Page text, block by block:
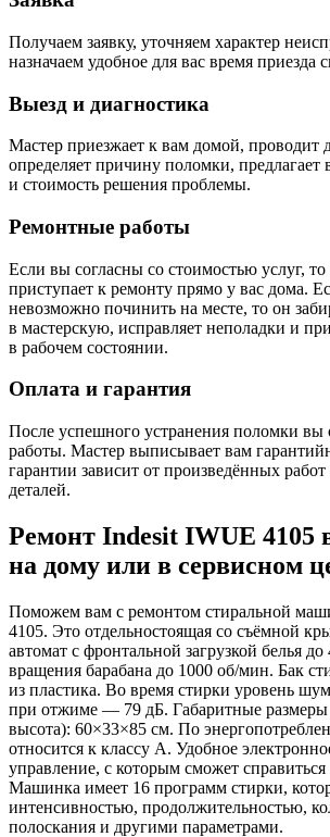
Получаем заявку, уточняем характер
назначаем удобное для вас время приезда
Выезд и диагностика
Мастер приезжает к вам домой, проводит
определяет причину поломки, предлагает
и стоимость решения проблемы.
Ремонтные работы
Если вы согласны со стоимостью услуг, то
приступает к ремонту прямо у вас дома.
невозможно починить на месте, то он
в мастерскую, исправляет неполадки и
в рабочем состоянии.
Оплата и гарантия
После успешного устранения поломки вы
работы. Мастер выписывает вам
гарантии зависит от произведённых
деталей.
Ремонт Indesit IWUE 4105
на дому или в сервисном
Поможем вам с ремонтом стиральной
4105. Это отдельностоящая со съёмной
автомат с фронтальной загрузкой белья
вращения барабана до 1000 об/мин. Бак
из пластика. Во время стирки уровень
при отжиме — 79 дБ. Габаритные
высота): 60×33×85 см. По
относится к классу A. Удобное
управление, с которым сможет
Машинка имеет 16 программ стирки,
интенсивностью, продолжительностью,
полоскания и другими параметрами.